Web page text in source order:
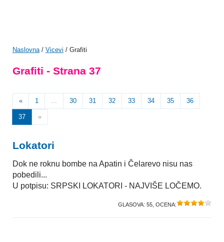
Naslovna/ Vicevi / Grafiti
Grafiti - Strana 37
« 1 ... 30 31 32 33 34 35 36
37 »
Lokatori
Dok ne roknu bombe na Apatin i Čelarevo nisu nas
pobedili...
U potpisu: SRPSKI LOKATORI - NAJVIŠE LOČEMO.
GLASOVA: 55 , OCENA: